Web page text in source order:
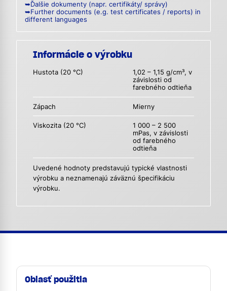
➥Ďalšie dokumenty (napr. certifikáty/ správy)
➥Further documents (e.g. test certificates / reports) in
different languages
Informácie o výrobku
Hustota (20 °C)
1,02 – 1,15 g/cm³, v
závislosti od
farebného odtieňa
Zápach Mierny
Viskozita (20 °C)
1 000 – 2 500
mPas, v závislosti
od farebného
odtieňa
Uvedené hodnoty predstavujú typické vlastnosti
výrobku a neznamenajú záväznú špecifikáciu
výrobku.
Oblasť použitia